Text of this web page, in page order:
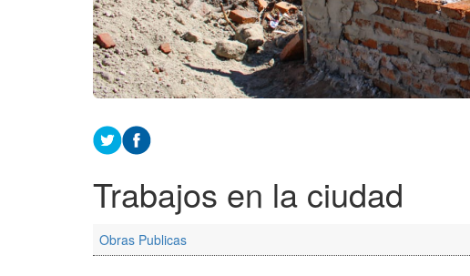
Trabajos en la ciudad
Obras Publicas